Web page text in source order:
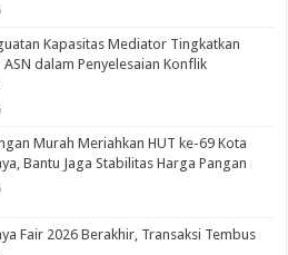
Kapasitas Mediator Tingkatkan
dalam Penyelesaian Konflik
Murah Meriahkan HUT ke-69 Kota
Bantu Jaga Stabilitas Harga Pangan
Fair 2026 Berakhir, Transaksi Tembus